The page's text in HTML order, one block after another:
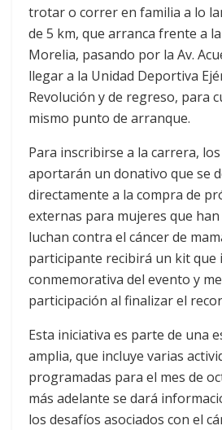
trotar o correr en familia a lo
de 5 km, que arranca frente a
Morelia, pasando por la Av.
llegar a la Unidad Deportiva
Revolución y de regreso, para
mismo punto de arranque.
Para inscribirse a la carrera,
aportarán un donativo que se
directamente a la compra de
externas para mujeres que
luchan contra el cáncer de
participante recibirá un kit que
conmemorativa del evento y
participación al finalizar el
Esta iniciativa es parte de una
amplia, que incluye varias
programadas para el mes de
más adelante se dará
los desafíos asociados con el